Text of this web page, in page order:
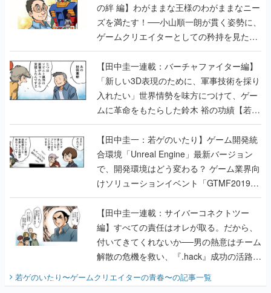
の絆 編】わがままな王様のわがままなニー
ズを満たす！──小山順一朗が貫く姿勢に、
ゲームクリエイターとしての矜持を見た
【若ゲのいたり最終回】
【田中圭一連載：バーチャファイター編】
「新しい3D表現のために、軍事技術を採り
入れたい」世界情勢を味方につけて、ゲー
ムに革命をもたらした鈴木 裕の功績【若ゲ
のいたり】
【田中圭一：若ゲのいたり】ゲーム開発統
合環境「Unreal Engine」最新バージョン
で、開発環境はどう変わる？ ゲーム業界向
けソリューションイベント「GTMF2019」
に行って、より理解を深めよう【PR】
【田中圭一連載：サイバーコネクトツー
編】すべての責任はオレが取る。だから、
付いてきてくれないか──男の熱意はチーム
解散の危機を救い、『.hack』成功の活路を
開く。業界の快男児・松山 洋に流れる血は
『少年ジャンプ』色だった【若ゲのいた
若ゲのいたり〜ゲームクリエイターの青春〜の記事一覧